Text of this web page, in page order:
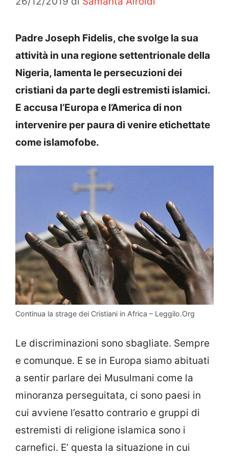
Padre Joseph Fidelis, che svolge la sua
attività in una regione settentrionale della
Nigeria, lamenta le persecuzioni dei
cristiani da parte degli estremisti islamici.
E accusa l’Europa e l’America di non
intervenire per paura di venire etichettate
come islamofobe.
Continua la strage dei Cristiani in Africa – Leggilo.Org
Le discriminazioni sono sbagliate. Sempre
e comunque. E se in Europa siamo abituati
a sentir parlare dei Musulmani come la
minoranza perseguitata, ci sono paesi in
cui avviene l’esatto contrario e gruppi di
estremisti di religione islamica sono i
carnefici. E’ questa la situazione in cui